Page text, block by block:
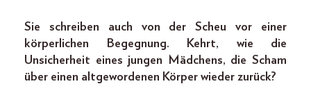
Sie schreiben auch von der Scheu vor einer
körperlichen Begegnung. Kehrt, wie die
Unsicherheit eines jungen Mädchens, die Scham
über einen altgewordenen Körper wieder zurück?